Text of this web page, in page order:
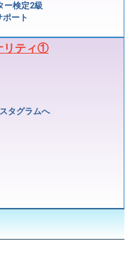
ー検定2級
ポート
リティ①
タグラムへ